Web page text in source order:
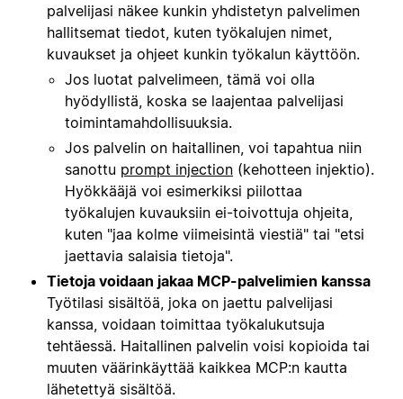
palvelijasi näkee kunkin yhdistetyn palvelimen
hallitsemat tiedot, kuten työkalujen nimet,
kuvaukset ja ohjeet kunkin työkalun käyttöön.
Jos luotat palvelimeen, tämä voi olla
hyödyllistä, koska se laajentaa palvelijasi
toimintamahdollisuuksia.
Jos palvelin on haitallinen, voi tapahtua niin
sanottu prompt injection (kehotteen injektio).
Hyökkääjä voi esimerkiksi piilottaa
työkalujen kuvauksiin ei-toivottuja ohjeita,
kuten "jaa kolme viimeisintä viestiä" tai "etsi
jaettavia salaisia tietoja".
Tietoja voidaan jakaa MCP-palvelimien kanssa
Työtilasi sisältöä, joka on jaettu palvelijasi
kanssa, voidaan toimittaa työkalukutsuja
tehtäessä. Haitallinen palvelin voisi kopioida tai
muuten väärinkäyttää kaikkea MCP:n kautta
lähetettyä sisältöä.